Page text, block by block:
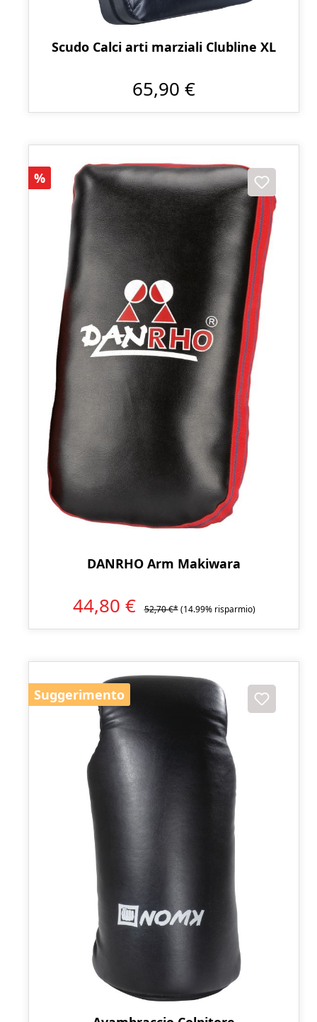
Scudo Calci arti marziali Clubline XL
65,90 €
Sconto
%
DANRHO Arm Makiwara
44,80 € 52,70 €* (14.99% risparmio)
Suggerimento